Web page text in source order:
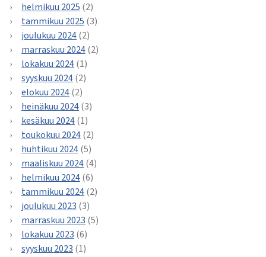
helmikuu 2025 (2)
tammikuu 2025 (3)
joulukuu 2024(2)
marraskuu 2024(2)
lokakuu 2024(1)
syyskuu 2024(2)
elokuu 2024(2)
heinäkuu 2024(3)
kesäkuu 2024(1)
toukokuu 2024(2)
huhtikuu 2024(5)
maaliskuu 2024(4)
helmikuu 2024(6)
tammikuu 2024(2)
joulukuu 2023 (3)
marraskuu 2023 (5)
lokakuu 2023 (6)
syyskuu 2023 (1)